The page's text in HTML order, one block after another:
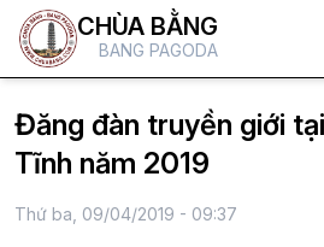
CHÙA BẰNG
BANG PAGODA
Đăng đàn truyền giới
Tĩnh năm 2019
Thứ ba, 09/04/2019 - 09:37